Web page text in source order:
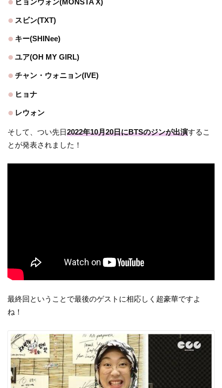
スビン(TXT)
キー(SHINee)
ユア(OH MY GIRL)
チャン・ウォニョン(IVE)
ヒョナ
レウォン
そして、つい先日2022年10月20日にBTSのジンが出演するこ
とが発表されました！
最終回ということで最後のゲストに相応しく超豪華ですよ
ね！